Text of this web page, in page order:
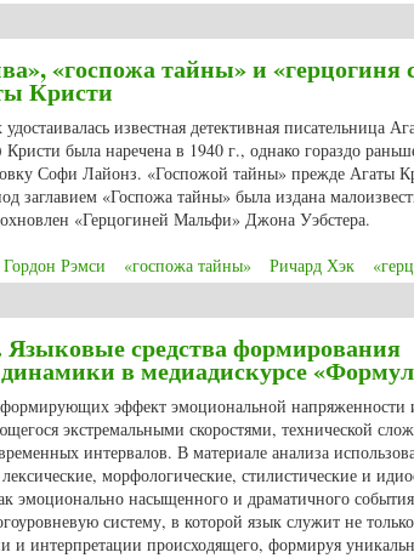
«госпожа тайны» и «герцогиня
Кристи
известная детективная писательница
была наречена в 1940 г., однако гораздо
Софи Лайонз. «Госпожой тайны» прежде Агаты
заглавием «Госпожа тайны» была издана
«Герцогиней Мальфи» Джона Уэбстера.
Гордон Рэмси «госпожа тайны» Ричард Хэк
средства формирования
в медиадискурсе
формирующих эффект эмоциональной
экстремальными скоростями, технической
интервалов. В материале анализа
морфологические, стилистические и
эмоционально насыщенного и драматичного
систему, в которой язык служит не
и интерпретации происходящего, формируя